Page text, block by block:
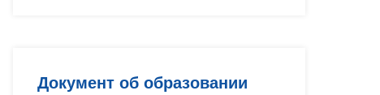
Документ об образовании